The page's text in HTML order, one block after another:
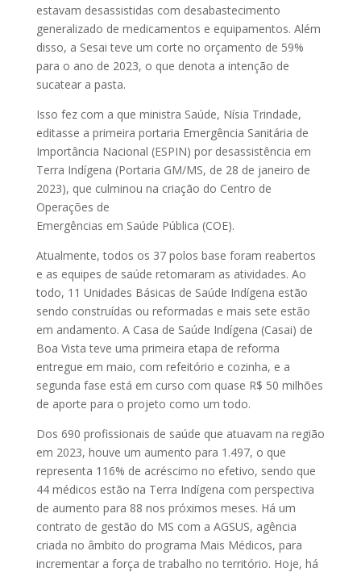
estavam desassistidas com desabastecimento
generalizado de medicamentos e equipamentos. Além
disso, a Sesai teve um corte no orçamento de 59%
para o ano de 2023, o que denota a intenção de
sucatear a pasta.
Isso fez com a que ministra Saúde, Nísia Trindade,
editasse a primeira portaria Emergência Sanitária de
Importância Nacional (ESPIN) por desassistência em
Terra Indígena (Portaria GM/MS, de 28 de janeiro de
2023), que culminou na criação do Centro de
Operações de
Emergências em Saúde Pública (COE).
Atualmente, todos os 37 polos base foram reabertos
e as equipes de saúde retomaram as atividades. Ao
todo, 11 Unidades Básicas de Saúde Indígena estão
sendo construídas ou reformadas e mais sete estão
em andamento. A Casa de Saúde Indígena (Casai) de
Boa Vista teve uma primeira etapa de reforma
entregue em maio, com refeitório e cozinha, e a
segunda fase está em curso com quase R$ 50 milhões
de aporte para o projeto como um todo.
Dos 690 profissionais de saúde que atuavam na região
em 2023, houve um aumento para 1.497, o que
representa 116% de acréscimo no efetivo, sendo que
44 médicos estão na Terra Indígena com perspectiva
de aumento para 88 nos próximos meses. Há um
contrato de gestão do MS com a AGSUS, agência
criada no âmbito do programa Mais Médicos, para
incrementar a força de trabalho no território. Hoje, há